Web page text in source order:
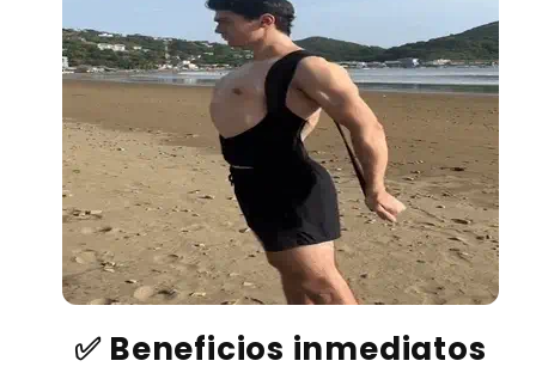
✅ Beneficios inmediatos